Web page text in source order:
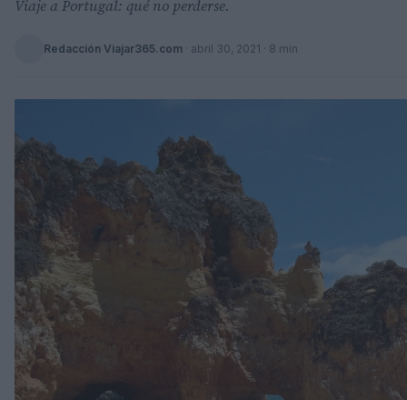
Viaje a Portugal: qué no perderse.
Redacción Viajar365.com · abril 30, 2021 · 8 min